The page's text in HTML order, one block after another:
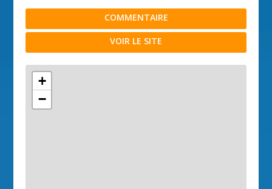
COMMENTAIRE
VOIR LE SITE
+
−